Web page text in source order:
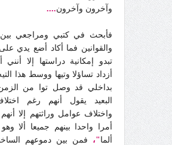
وآخرون وآخرون....
فأبحث في كتبي ومراجعي بين
والقوانين فما أكاد أضع يدي
تبدو إمكانية دراستها إلا
أزداد تساؤلا وتيها ووسط هذا
بداخلي قد وصل توا من الزمن
البعيد يقول أنهم رغم
واختلاف عوامل وراثتهم إلا
أمرا واحدا بينهم جميعا ألا وهو
ألما"، فمن بين دموعهم